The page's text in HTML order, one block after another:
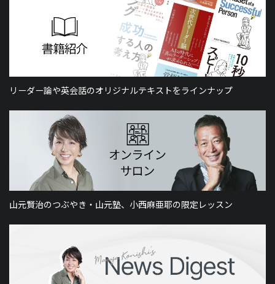
リーダー論や英会話のオリジナルテキストをラインナップ
山元賢治のつぶやき・山元塾、小西麻亜耶の限定レッスン